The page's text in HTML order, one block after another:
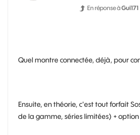
En réponse àGui171
Quel montre connectée, déjà, pour
Ensuite, en théorie, c'est tout forfait
de la gamme, séries limitées) +